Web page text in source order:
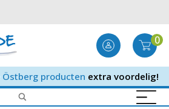
0
Östberg producten extra voordelig!